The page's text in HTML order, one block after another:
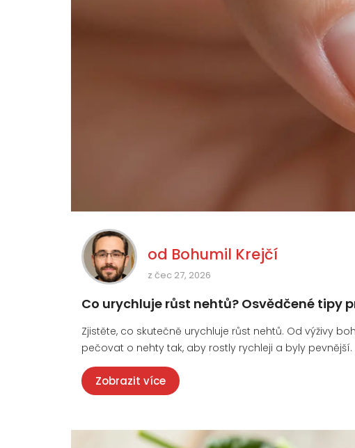
od Bohumil Krejčí
z čec 27, 2026
Co urychluje růst nehtů? Osvědčené tipy
Zjistěte, co skutečně urychluje růst nehtů. Od výživy
pečovat o nehty tak, aby rostly rychleji a byly pevnější.
Zobrazit více